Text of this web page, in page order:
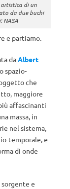
artistica di un
da due buchi
NASA
e partiamo.
daAlbert
spazio-
che
maggiore
affascinanti
massa, in
nel sistema,
temporale, e
di onde
sorgente e